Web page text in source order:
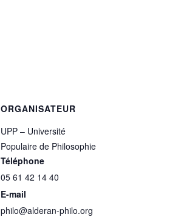
ORGANISATEUR
UPP – Université
Populaire de Philosophie
Téléphone
05 61 42 14 40
E-mail
philo@alderan-philo.org